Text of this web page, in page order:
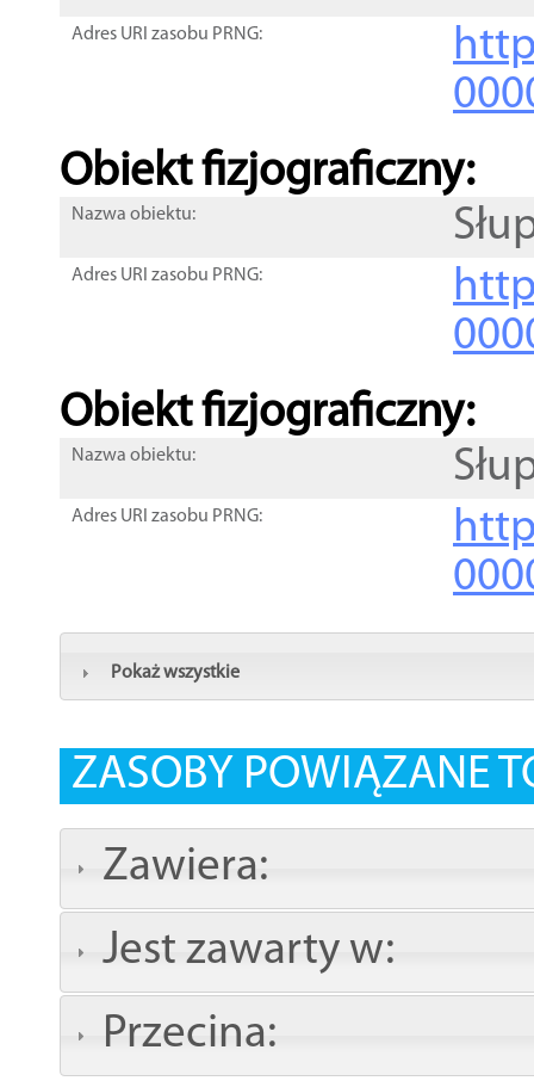
Adres URI zasobu PRNG:
Obiekt fizjograficzny:
Nazwa obiektu:
Adres URI zasobu PRNG:
Obiekt fizjograficzny:
Nazwa obiektu:
Adres URI zasobu PRNG:
Pokaż wszystkie
ZASOBY POWIĄZANE
Zawiera:
Jest zawarty w:
Przecina: